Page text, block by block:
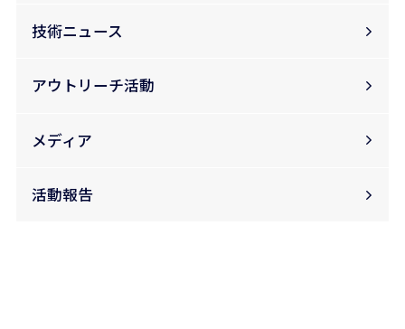
技術ニュース
アウトリーチ活動
メディア
活動報告